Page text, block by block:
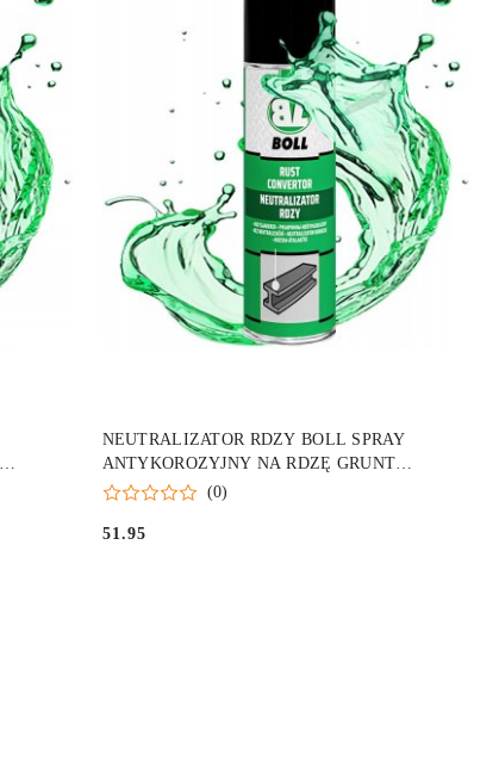
NEUTRALIZATOR RDZY BOLL SPRAY
ANTYKOROZYJNY NA RDZĘ GRUNT
UNIWERSALNY 400ML
(0)
Cena:
51.95
DO KOSZYKA